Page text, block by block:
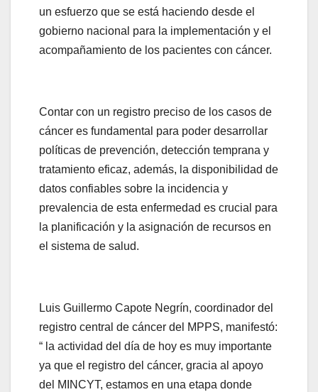
un esfuerzo que se está haciendo desde el
gobierno nacional para la implementación y el
acompañamiento de los pacientes con cáncer.
Contar con un registro preciso de los casos de
cáncer es fundamental para poder desarrollar
políticas de prevención, detección temprana y
tratamiento eficaz, además, la disponibilidad de
datos confiables sobre la incidencia y
prevalencia de esta enfermedad es crucial para
la planificación y la asignación de recursos en
el sistema de salud.
Luis Guillermo Capote Negrín, coordinador del
registro central de cáncer del MPPS, manifestó:
“ la actividad del día de hoy es muy importante
ya que el registro del cáncer, gracia al apoyo
del MINCYT, estamos en una etapa donde